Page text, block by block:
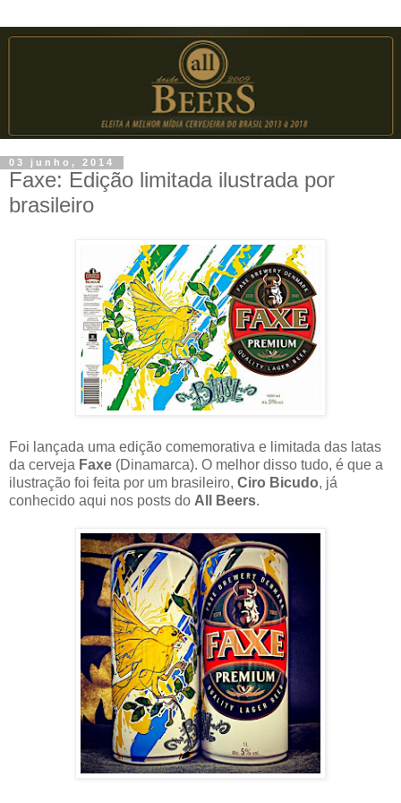
03 junho, 2014
Faxe: Edição limitada ilustrada por
brasileiro
Foi lançada uma edição comemorativa e limitada das latas
da cerveja Faxe (Dinamarca). O melhor disso tudo, é que a
ilustração foi feita por um brasileiro, Ciro Bicudo, já
conhecido aqui nos posts do All Beers.